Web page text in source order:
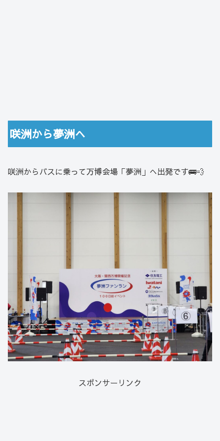
咲洲から夢洲へ
咲洲からバスに乗って万博会場「夢洲」へ出発です🚌💨
スポンサーリンク